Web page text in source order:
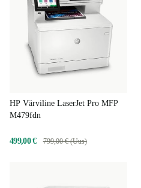
HP Värviline LaserJet Pro MFP
M479fdn
499,00 € 799,00 € (Uus)